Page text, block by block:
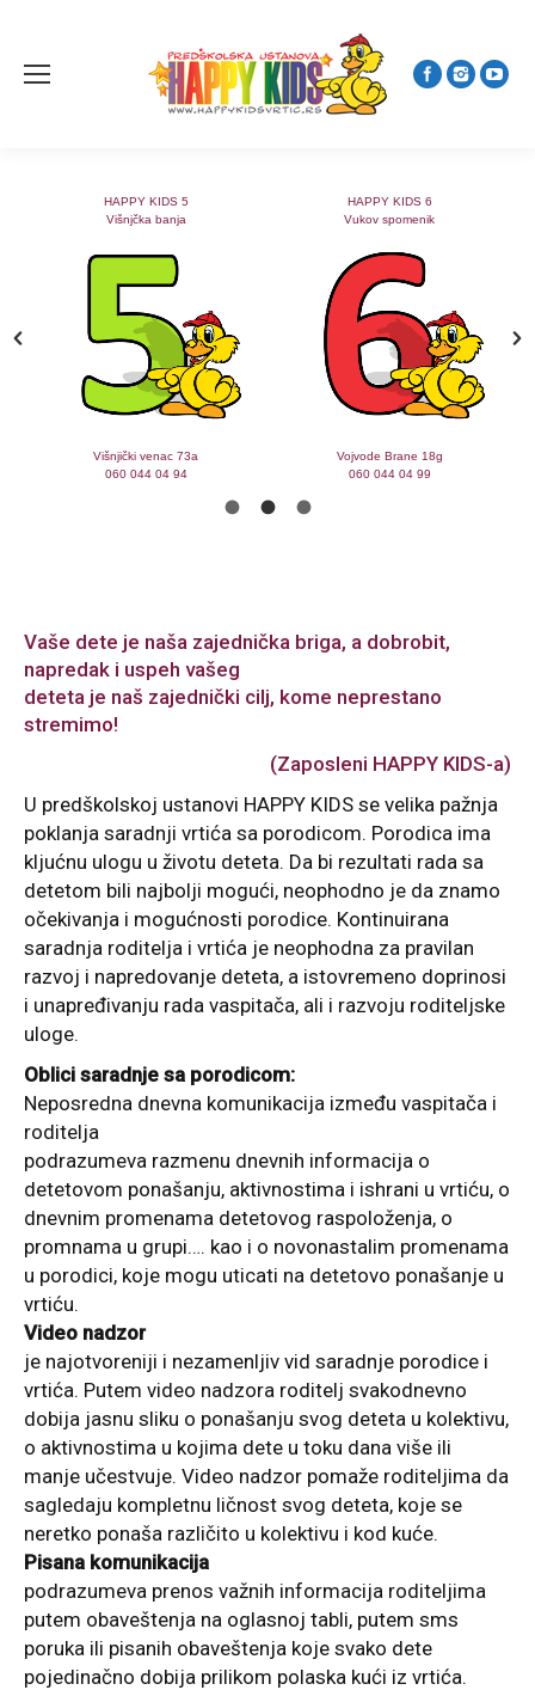
HAPPY KIDS 5
Višnjčka banja
Višnjički venac 73a
060 044 04 94
HAPPY KIDS 6
Vukov spomenik
Vojvode Brane 18g
060 044 04 99
Vaše dete je naša zajednička briga, a dobrobit,
napredak i uspeh vašeg
deteta je naš zajednički cilj, kome neprestano
stremimo!
(Zaposleni HAPPY KIDS-a)
U predškolskoj ustanovi HAPPY KIDS se velika pažnja
poklanja saradnji vrtića sa porodicom. Porodica ima
kljućnu ulogu u životu deteta. Da bi rezultati rada sa
detetom bili najbolji mogući, neophodno je da znamo
očekivanja i mogućnosti porodice. Kontinuirana
saradnja roditelja i vrtića je neophodna za pravilan
razvoj i napredovanje deteta, a istovremeno doprinosi
i unapređivanju rada vaspitača, ali i razvoju roditeljske
uloge.
Oblici saradnje sa porodicom:
Neposredna dnevna komunikacija između vaspitača i
roditelja
podrazumeva razmenu dnevnih informacija o
detetovom ponašanju, aktivnostima i ishrani u vrtiću, o
dnevnim promenama detetovog raspoloženja, o
promnama u grupi…. kao i o novonastalim promenama
u porodici, koje mogu uticati na detetovo ponašanje u
vrtiću.
Video nadzor
je najotvoreniji i nezamenljiv vid saradnje porodice i
vrtića. Putem video nadzora roditelj svakodnevno
dobija jasnu sliku o ponašanju svog deteta u kolektivu,
o aktivnostima u kojima dete u toku dana više ili
manje učestvuje. Video nadzor pomaže roditeljima da
sagledaju kompletnu ličnost svog deteta, koje se
neretko ponaša različito u kolektivu i kod kuće.
Pisana komunikacija
podrazumeva prenos važnih informacija roditeljima
putem obaveštenja na oglasnoj tabli, putem sms
poruka ili pisanih obaveštenja koje svako dete
pojedinačno dobija prilikom polaska kući iz vrtića.